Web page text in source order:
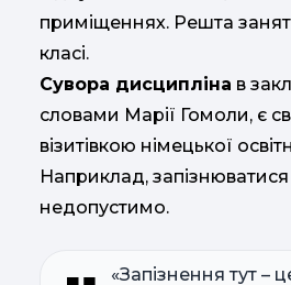
приміщеннях. Решта
класі.
Сувора дисципліна в
словами Марії Гомоли, є
візитівкою німецької
Наприклад, запізнюватися
недопустимо.
«Запізнення тут –